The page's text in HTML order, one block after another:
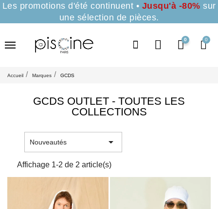
Les promotions d'été continuent • Jusqu'à -80% sur
une sélection de pièces.
0
Accueil Marques GCDS
GCDS OUTLET - TOUTES LES
COLLECTIONS
Nouveautés 
Affichage 1-2 de 2 article(s)